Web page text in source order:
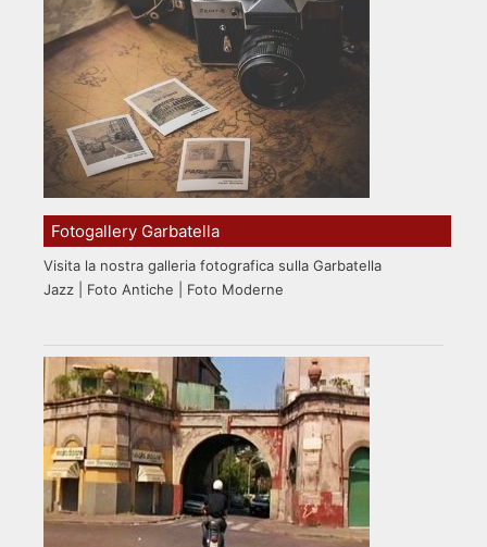
Fotogallery Garbatella
Visita la nostra galleria fotografica sulla Garbatella
Jazz | Foto Antiche | Foto Moderne